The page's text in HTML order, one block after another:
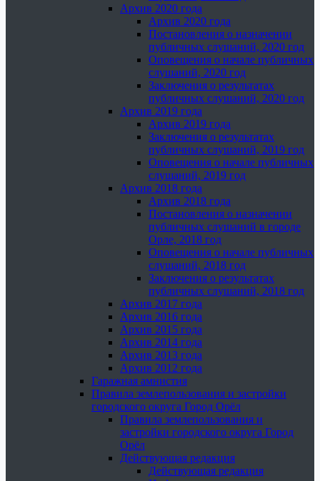
Архив 2020 года
Архив 2020 года
Постановления о назначении
публичных слушаний, 2020 год
Оповещения о начале публичных
слушаний, 2020 год
Заключения о результатах
публичных слушаний, 2020 год
Архив 2019 года
Архив 2019 года
Заключения о результатах
публичных слушаний, 2019 год
Оповещения о начале публичных
слушаний, 2019 год
Архив 2018 года
Архив 2018 года
Постановления о назначении
публичных слушаний в городе
Орле, 2018 год
Оповещения о начале публичных
слушаний, 2018 год
Заключения о результатах
публичных слушаний, 2018 год
Архив 2017 года
Архив 2016 года
Архив 2015 года
Архив 2014 года
Архив 2013 года
Архив 2012 года
Гаражная амнистия
Правила землепользования и застройки
городского округа Город Орёл
Правила землепользования и
застройки городского округа Город
Орёл
Действующая редакция
Действующая редакция